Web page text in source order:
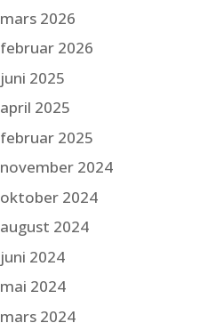
mars 2026
februar 2026
juni 2025
april 2025
februar 2025
november 2024
oktober 2024
august 2024
juni 2024
mai 2024
mars 2024